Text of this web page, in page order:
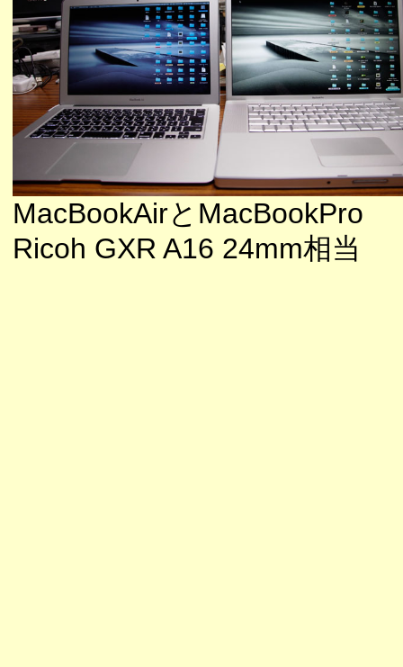
MacBookAirとMacBookPro
Ricoh GXR A16 24mm相当